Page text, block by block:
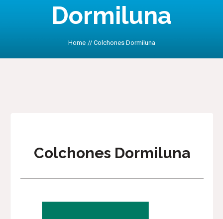
Dormiluna
Home // Colchones Dormiluna
Colchones Dormiluna